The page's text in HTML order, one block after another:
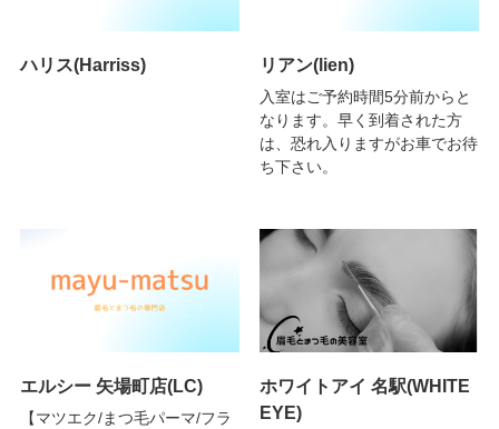
ハリス(Harriss) リアン(lien)
入室はご予約時間5分前からと
なります。早く到着された方
は、恐れ入りますがお車でお待
ち下さい。
エルシー 矢場町店(LC)
【マツエク/まつ毛パーマ/フラ
ホワイトアイ 名駅(WHITE
EYE)